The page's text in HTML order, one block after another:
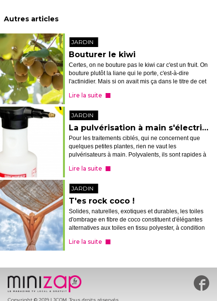
Autres articles
JARDIN
Bouturer le kiwi
Certes, on ne bouture pas le kiwi car c'est un fruit. On
bouture plutôt la liane qui le porte, c'est-à-dire
l'actinidier. Mais si on avait mis ça dans le titre de cet
Lire la suite
JARDIN
La pulvérisation à main s'électrise
Pour les traitements ciblés, qui ne concernent que
quelques petites plantes, rien ne vaut les
pulvérisateurs à main. Polyvalents, ils sont rapides à
autant, cela ne veut pas dire...
Lire la suite
JARDIN
T'es rock coco !
Solides, naturelles, exotiques et durables, les toiles
d'ombrage en fibre de coco constituent d'élégantes
alternatives aux toiles en tissu polyester, à condition
Lire la suite